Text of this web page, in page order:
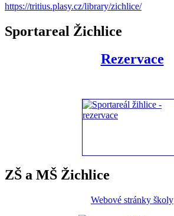
https://tritius.plasy.cz/library/zichlice/
Sportareal Žichlice
Rezervace
ZŠ a MŠ Žichlice
Webové stránky školy